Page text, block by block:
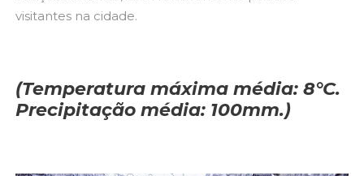
visitantes na cidade.
(Temperatura máxima média: 8°C.
Precipitação média: 100mm.)